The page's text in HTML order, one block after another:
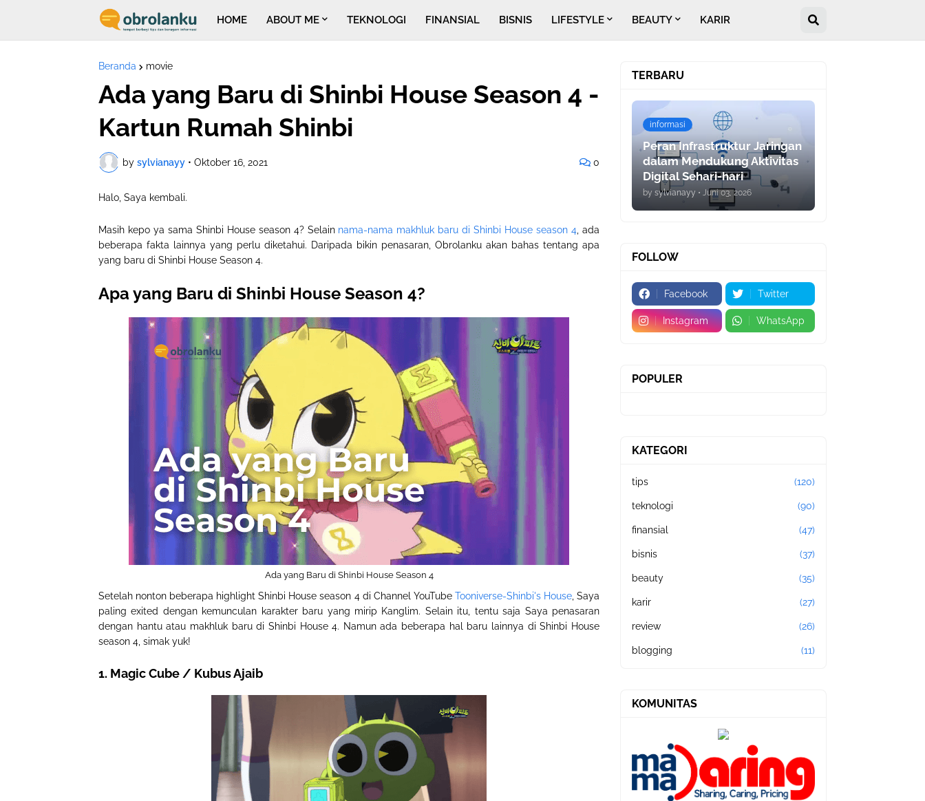
HOME ABOUT ME TEKNOLOGI FINANSIAL BISNIS LIFESTYLE BEAUTY KARIR
Beranda movie
Ada yang Baru di Shinbi House Season 4 -
Kartun Rumah Shinbi
by sylvianayy • Oktober 16, 2021 0
Halo, Saya kembali.
Masih kepo ya sama Shinbi House season 4? Selain nama-nama makhluk baru di Shinbi House season 4 , ada
beberapa fakta lainnya yang perlu diketahui. Daripada bikin penasaran, Obrolanku akan bahas tentang apa
yang baru di Shinbi House Season 4.
Apa yang Baru di Shinbi House Season 4?
Ada yang Baru di Shinbi House Season 4
Setelah nonton beberapa highlight Shinbi House season 4 di Channel YouTube Tooniverse-Shinbi's House, Saya
paling exited dengan kemunculan karakter baru yang mirip Kanglim. Selain itu, tentu saja Saya penasaran
dengan hantu atau makhluk baru di Shinbi House 4. Namun ada beberapa hal baru lainnya di Shinbi House
season 4, simak yuk!
1. Magic Cube / Kubus Ajaib
TERBARU
informasi
Peran Infrastruktur Jaringan
dalam Mendukung Aktivitas
Digital Sehari-hari
by sylvianayy • Juni 03, 2026
FOLLOW
Facebook Twitter
Instagram WhatsApp
POPULER
KATEGORI
tips (120)
teknologi (90)
finansial (47)
bisnis (37)
beauty (35)
karir (27)
review (26)
blogging (11)
KOMUNITAS